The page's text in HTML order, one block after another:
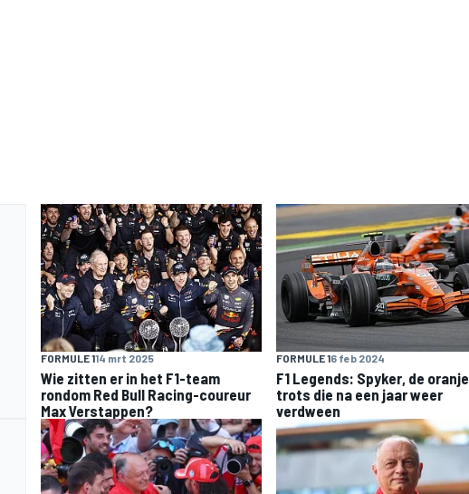
FORMULE 114 mrt 2025
Wie zitten er in het F1-team
rondom Red Bull Racing-coureur
Max Verstappen?
FORMULE 16 feb 2024
F1 Legends: Spyker, de oranje
trots die na een jaar weer
verdween